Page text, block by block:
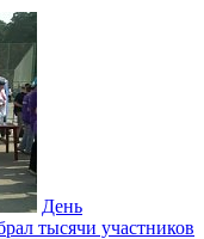
День
тысячи участников